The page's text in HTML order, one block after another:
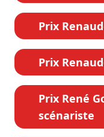
Prix
Prix
Prix René
scénariste